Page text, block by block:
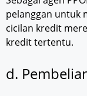
pelanggan untuk
cicilan kredit
kredit tertentu.
d.